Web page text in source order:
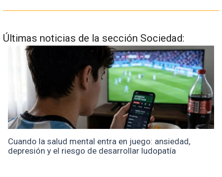
Últimas noticias de la sección Sociedad:
Cuando la salud mental entra en juego: ansiedad,
depresión y el riesgo de desarrollar ludopatía